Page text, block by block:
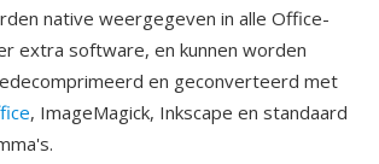
native weergegeven in alle Office-
extra software, en kunnen worden
en geconverteerd met
, ImageMagick, Inkscape en standaard